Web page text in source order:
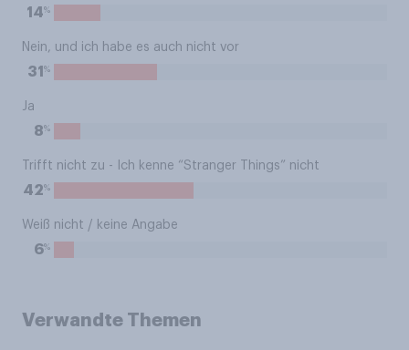
14%
Nein, und ich habe es auch nicht vor
31 %
Ja
8%
Trifft nicht zu - Ich kenne “Stranger Things” nicht
42%
Weiß nicht / keine Angabe
6%
Verwandte Themen